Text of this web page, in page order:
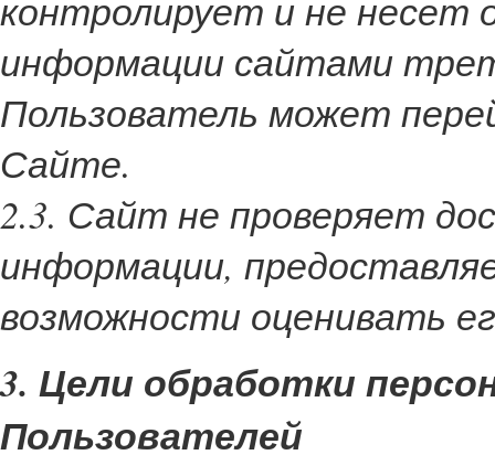
информации сайтами
Пользователь может
Сайте.
2.3. Сайт не проверяет
информации,
возможности оценивать
3. Цели обработки
Пользователей